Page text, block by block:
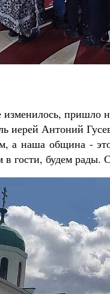
изменилось, пришло
иерей Антоний
а наша община -
гости, будем рады.